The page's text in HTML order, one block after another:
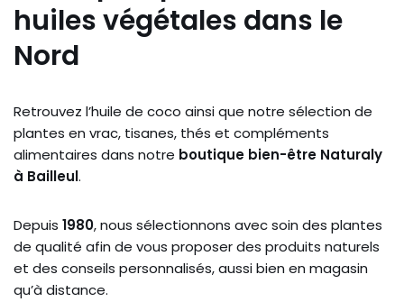
huiles végétales dans le
Nord
Retrouvez l’huile de coco ainsi que notre sélection de
plantes en vrac, tisanes, thés et compléments
alimentaires dans notre boutique bien-être Naturaly
à Bailleul.
Depuis 1980, nous sélectionnons avec soin des plantes
de qualité afin de vous proposer des produits naturels
et des conseils personnalisés, aussi bien en magasin
qu’à distance.